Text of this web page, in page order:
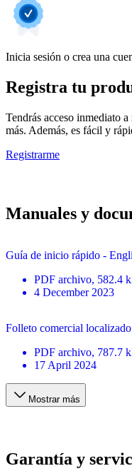
Inicia sesión o crea una
Registra tu
Tendrás acceso inmediato
más. Además, es fácil y
Registrarme
Manuales y
Guía de inicio rápido -
PDF archivo, 582.4
4 December 2023
Folleto comercial localizado
PDF archivo, 787.7
17 April 2024
Mostrar más
Garantía y